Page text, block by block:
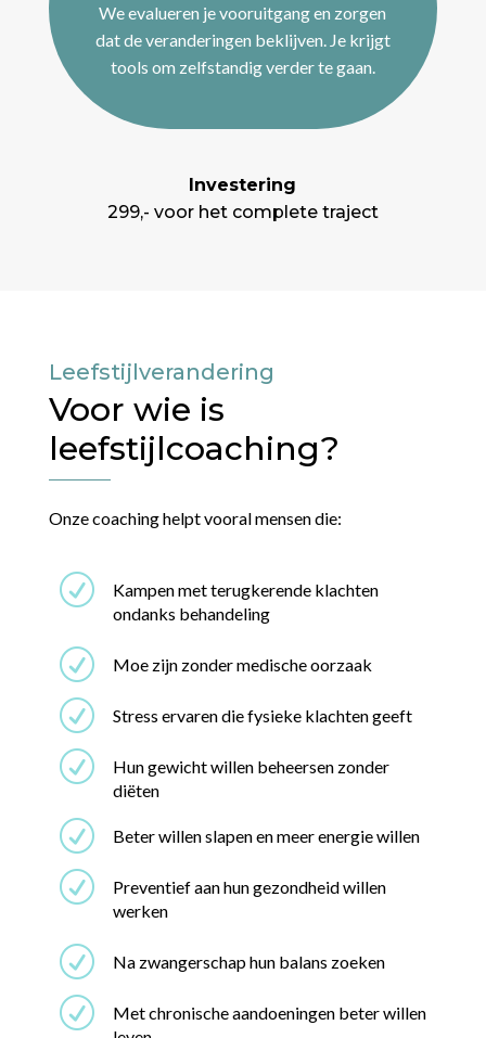
We evalueren je vooruitgang en zorgen
dat de veranderingen beklijven. Je krijgt
tools om zelfstandig verder te gaan.
Investering
299,- voor het complete traject
Leefstijlverandering
Voor wie is
leefstijlcoaching?
Onze coaching helpt vooral mensen die:
R
Kampen met terugkerende klachten
ondanks behandeling
R Moe zijn zonder medische oorzaak
R Stress ervaren die fysieke klachten geeft
R
Hun gewicht willen beheersen zonder
diëten
R Beter willen slapen en meer energie willen
R
Preventief aan hun gezondheid willen
werken
R Na zwangerschap hun balans zoeken
R
Met chronische aandoeningen beter willen